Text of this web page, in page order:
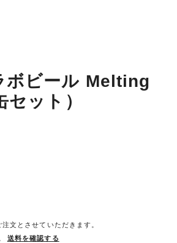
ボビール Melting
ット）
文とさせていただきます。
送料を確認する